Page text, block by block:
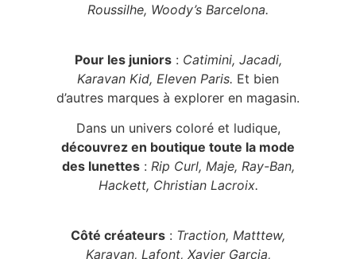
Roussilhe, Woody’s Barcelona.
Pour les juniors: Catimini, Jacadi,
Karavan Kid, Eleven Paris. Et bien
d’autres marques à explorer en magasin.
Dans un univers coloré et ludique,
découvrez en boutique toute la mode
des lunettes: Rip Curl, Maje, Ray-Ban,
Hackett, Christian Lacroix.
Côté créateurs : Traction, Matttew,
Karavan, Lafont, Xavier Garcia,